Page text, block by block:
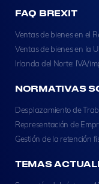
FAQ BREXIT
Ventas de bienes en el
Ventas de bienes en la
Irlanda del Norte: IVA/
NORMATIVAS
Desplazamiento de
Representación de
Gestión de la retención
TEMAS